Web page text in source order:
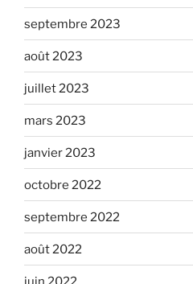
septembre 2023
août 2023
juillet 2023
mars 2023
janvier 2023
octobre 2022
septembre 2022
août 2022